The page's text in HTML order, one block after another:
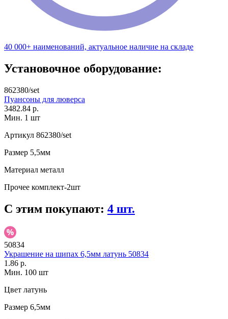
40 000+ наименований, актуальное наличие на складе
Установочное оборудование:
862380/set
Пуансоны для люверса
3482.84 р.
Мин. 1 шт
Артикул 862380/set
Размер 5,5мм
Материал металл
Прочее комплект-2шт
С этим покупают: 4 шт.
50834
Украшение на шипах 6,5мм латунь 50834
1.86 р.
Мин. 100 шт
Цвет латунь
Размер 6,5мм